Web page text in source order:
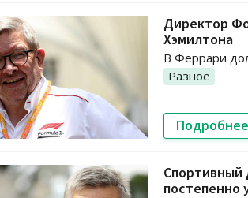
Директор
Хэмилтона
В Феррари
Разное
Подробнее
Спортивный
постепенно